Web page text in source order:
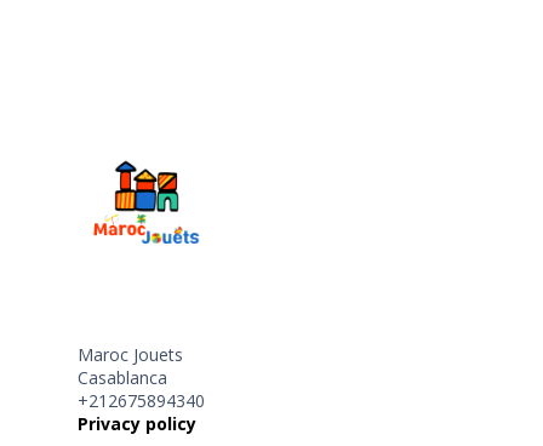
Maroc Jouets
Casablanca
+212675894340
Privacy policy